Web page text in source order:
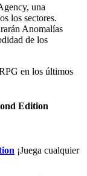
una
los sectores.
Anomalías
de los
en los últimos
Edition
¡Juega cualquier